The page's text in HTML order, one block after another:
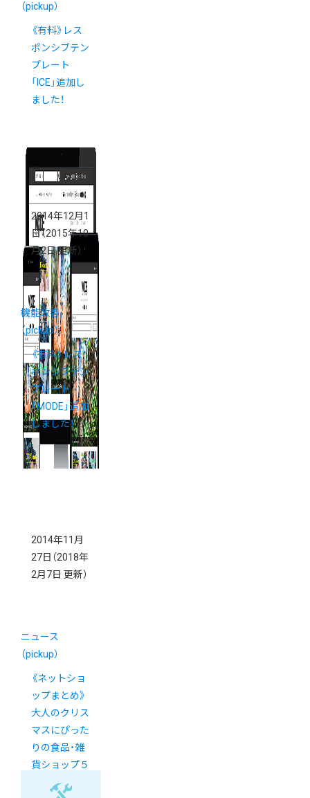
（pickup）
《有料》レス
ポンシブテン
プレート
「ICE」追加し
ました！
2014年12月1
日（2015年10
月2日 更新）
機能改善
（pickup）
《有料》レス
ポンシブテン
プレート
「MODE」追加
しました！
2014年11月
27日 （2018年
2月7日 更新）
ニュース
（pickup）
《ネットショ
ップまとめ》
大人のクリス
マスにぴった
りの食品・雑
貨ショップ５